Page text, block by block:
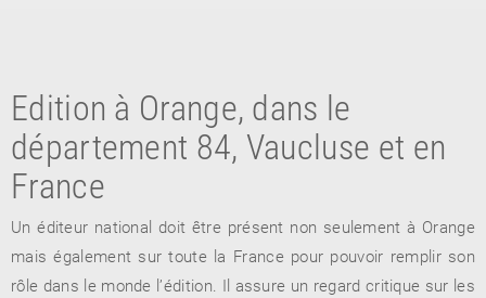
RETOUR
RETOUR
Edition à Orange, dans le
département 84, Vaucluse et en
France
Un éditeur national doit être présent non seulement à Orange
mais également sur toute la France pour pouvoir remplir son
rôle dans le monde l’édition. Il assure un regard critique sur les